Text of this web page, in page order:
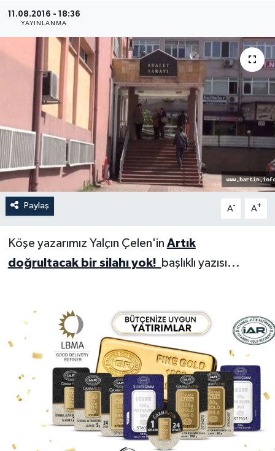
11.08.2016 - 18:36
YAYINLANMA
Paylaş A- A+
Köşe yazarımız Yalçın Çelen'in Artık
doğrultacak bir silahı yok! başlıklı yazısı...
Medya
Sağlık
Sinema
Sivil Toplum
Siyaset
Spor
Tarım
Turizm
DÜNYA
YEREL